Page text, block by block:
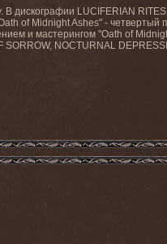
В дискографии LUCIFERIAN
of Midnight Ashes" -
и мастерингом "Oath of
NOCTURNAL